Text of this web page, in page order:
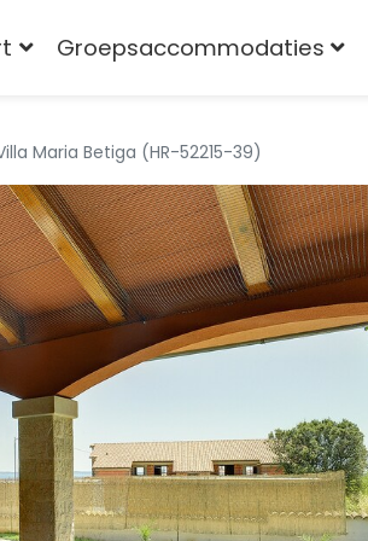
Maria Betiga (HR-52215-39)
Groepsaccommodaties